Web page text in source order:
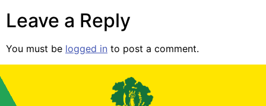
Leave a Reply
You must be logged in to post a comment.